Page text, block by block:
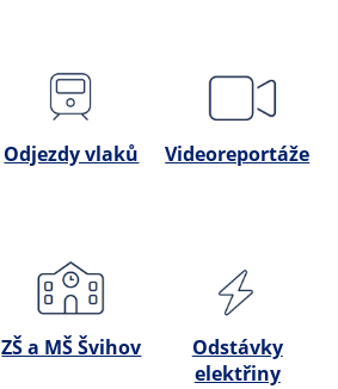
Odjezdy vlaků Videoreportáže
ZŠ a MŠ Švihov
Odstávky
elektřiny